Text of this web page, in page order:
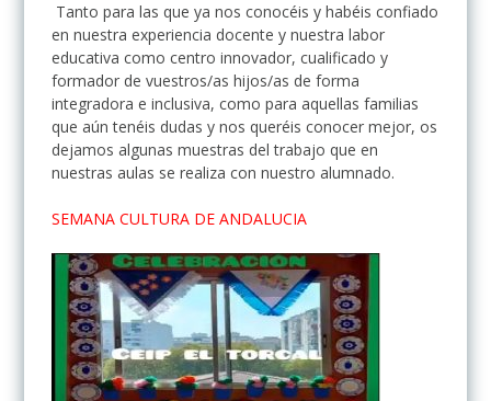
Tanto para las que ya nos conocéis y habéis confiado
en nuestra experiencia docente y nuestra labor
educativa como centro innovador, cualificado y
formador de vuestros/as hijos/as de forma
integradora e inclusiva, como para aquellas familias
que aún tenéis dudas y nos queréis conocer mejor, os
dejamos algunas muestras del trabajo que en
nuestras aulas se realiza con nuestro alumnado.
SEMANA CULTURA DE ANDALUCIA